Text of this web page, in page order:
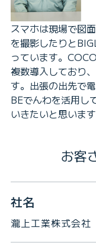
スマホは現場で図
を撮影したりと
っています。
複数導入しており
す。出張の出先で
BEでんわを活用し
いきたいと思います
お客
社名
瀧上工業株式会社